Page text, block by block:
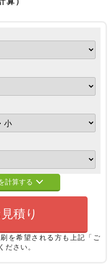
計算する
積り
を希望される方も
上記「ご
ださい。